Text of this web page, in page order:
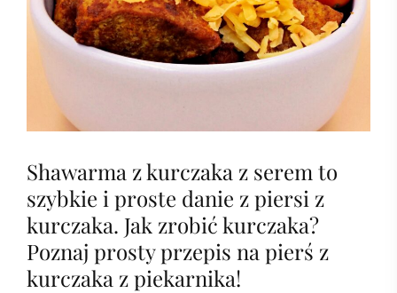
Shawarma z kurczaka z serem to
szybkie i proste danie z piersi z
kurczaka. Jak zrobić kurczaka?
Poznaj prosty przepis na pierś z
kurczaka z piekarnika!